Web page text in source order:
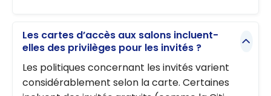
Les cartes d’accès aux salons incluent-
elles des privilèges pour les invités ?
Les politiques concernant les invités varient
considérablement selon la carte. Certaines